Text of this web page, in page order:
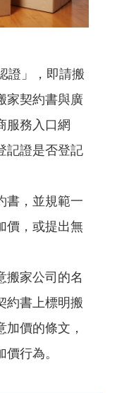
證」，即請搬
家契約書與廣
服務入口網
記證是否登記
書，並規範一
價，或提出無
搬家公司的名
約書上標明搬
價的條文，
行為。